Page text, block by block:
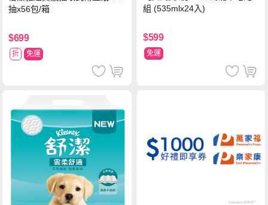
抽x56包/箱
$699
折 免運
組 (535mlx24入)
$599
免運